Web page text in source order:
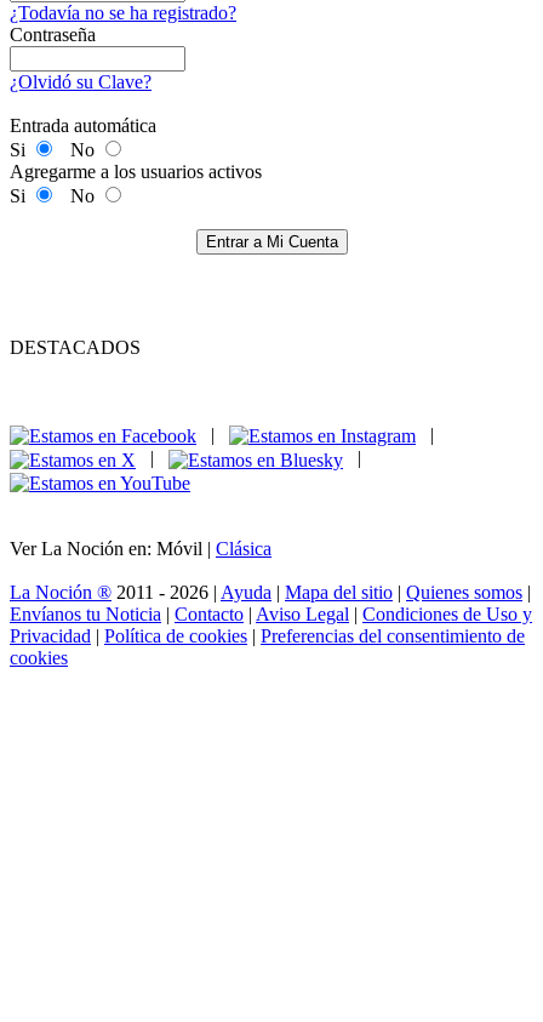
¿Todavía no se ha registrado?
Contraseña
¿Olvidó su Clave?
Entrada automática
Si
No
Agregarme a los usuarios activos
Si
No
Entrar a Mi Cuenta
DESTACADOS
|
|
|
|
Ver La Noción en: Móvil | Clásica
La Noción ® 2011 - 2026 | Ayuda | Mapa del sitio | Quienes somos |
Envíanos tu Noticia | Contacto | Aviso Legal | Condiciones de Uso y
Privacidad | Política de cookies | Preferencias del consentimiento de
cookies